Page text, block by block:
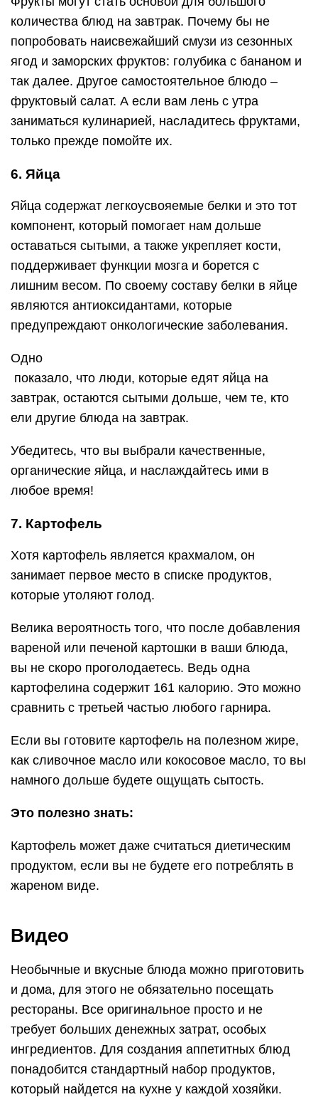
количества блюд на завтрак. Почему бы не
попробовать наисвежайший смузи из сезонных
ягод и заморских фруктов: голубика с бананом и
так далее. Другое самостоятельное блюдо –
фруктовый салат. А если вам лень с утра
заниматься кулинарией, насладитесь фруктами,
только прежде помойте их.
6. Яйца
Яйца содержат легкоусвояемые белки и это тот
компонент, который помогает нам дольше
оставаться сытыми, а также укрепляет кости,
поддерживает функции мозга и борется с
лишним весом. По своему составу белки в яйце
являются антиоксидантами, которые
предупреждают онкологические заболевания.
Одно
показало, что люди, которые едят яйца на
завтрак, остаются сытыми дольше, чем те, кто
ели другие блюда на завтрак.
Убедитесь, что вы выбрали качественные,
органические яйца, и наслаждайтесь ими в
любое время!
7. Картофель
Хотя картофель является крахмалом, он
занимает первое место в списке продуктов,
которые утоляют голод.
Велика вероятность того, что после добавления
вареной или печеной картошки в ваши блюда,
вы не скоро проголодаетесь. Ведь одна
картофелина содержит 161 калорию. Это можно
сравнить с третьей частью любого гарнира.
Если вы готовите картофель на полезном жире,
как сливочное масло или кокосовое масло, то вы
намного дольше будете ощущать сытость.
Это полезно знать:
Картофель может даже считаться диетическим
продуктом, если вы не будете его потреблять в
жареном виде.
Видео
Необычные и вкусные блюда можно приготовить
и дома, для этого не обязательно посещать
рестораны. Все оригинальное просто и не
требует больших денежных затрат, особых
ингредиентов. Для создания аппетитных блюд
понадобится стандартный набор продуктов,
который найдется на кухне у каждой хозяйки.